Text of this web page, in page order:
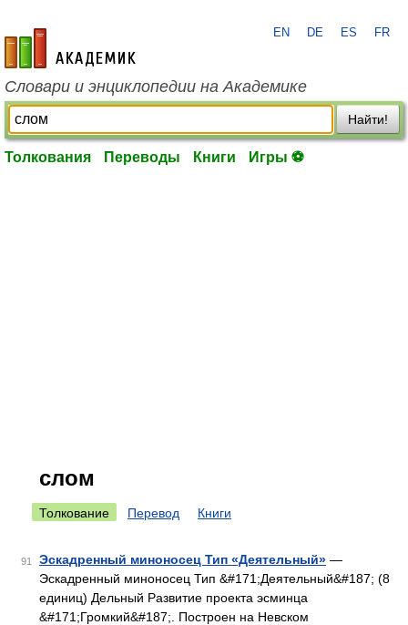
academic.ru
EN DE ES FR
Словари и энциклопедии на Академике
Найти!
Толкования Переводы Книги Игры ⚽
слом
Толкование Перевод Книги
91 Эскадренный миноносец Тип «Деятельный» —
Эскадренный миноносец Тип &#171;Деятельный&#187; (8
единиц) Дельный Развитие проекта эсминца
&#171;Громкий&#187;. Построен на Невском